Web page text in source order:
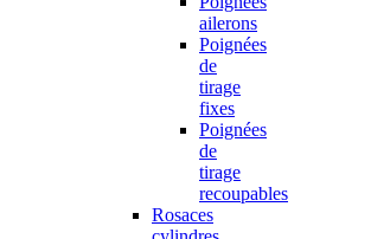
ailerons
Poignées
de
tirage
fixes
Poignées
de
tirage
recoupables
Rosaces